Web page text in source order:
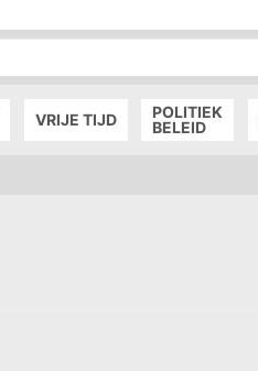
MENU
DE
PAGEVRIJE TIJD
POLITIEK
BELEID